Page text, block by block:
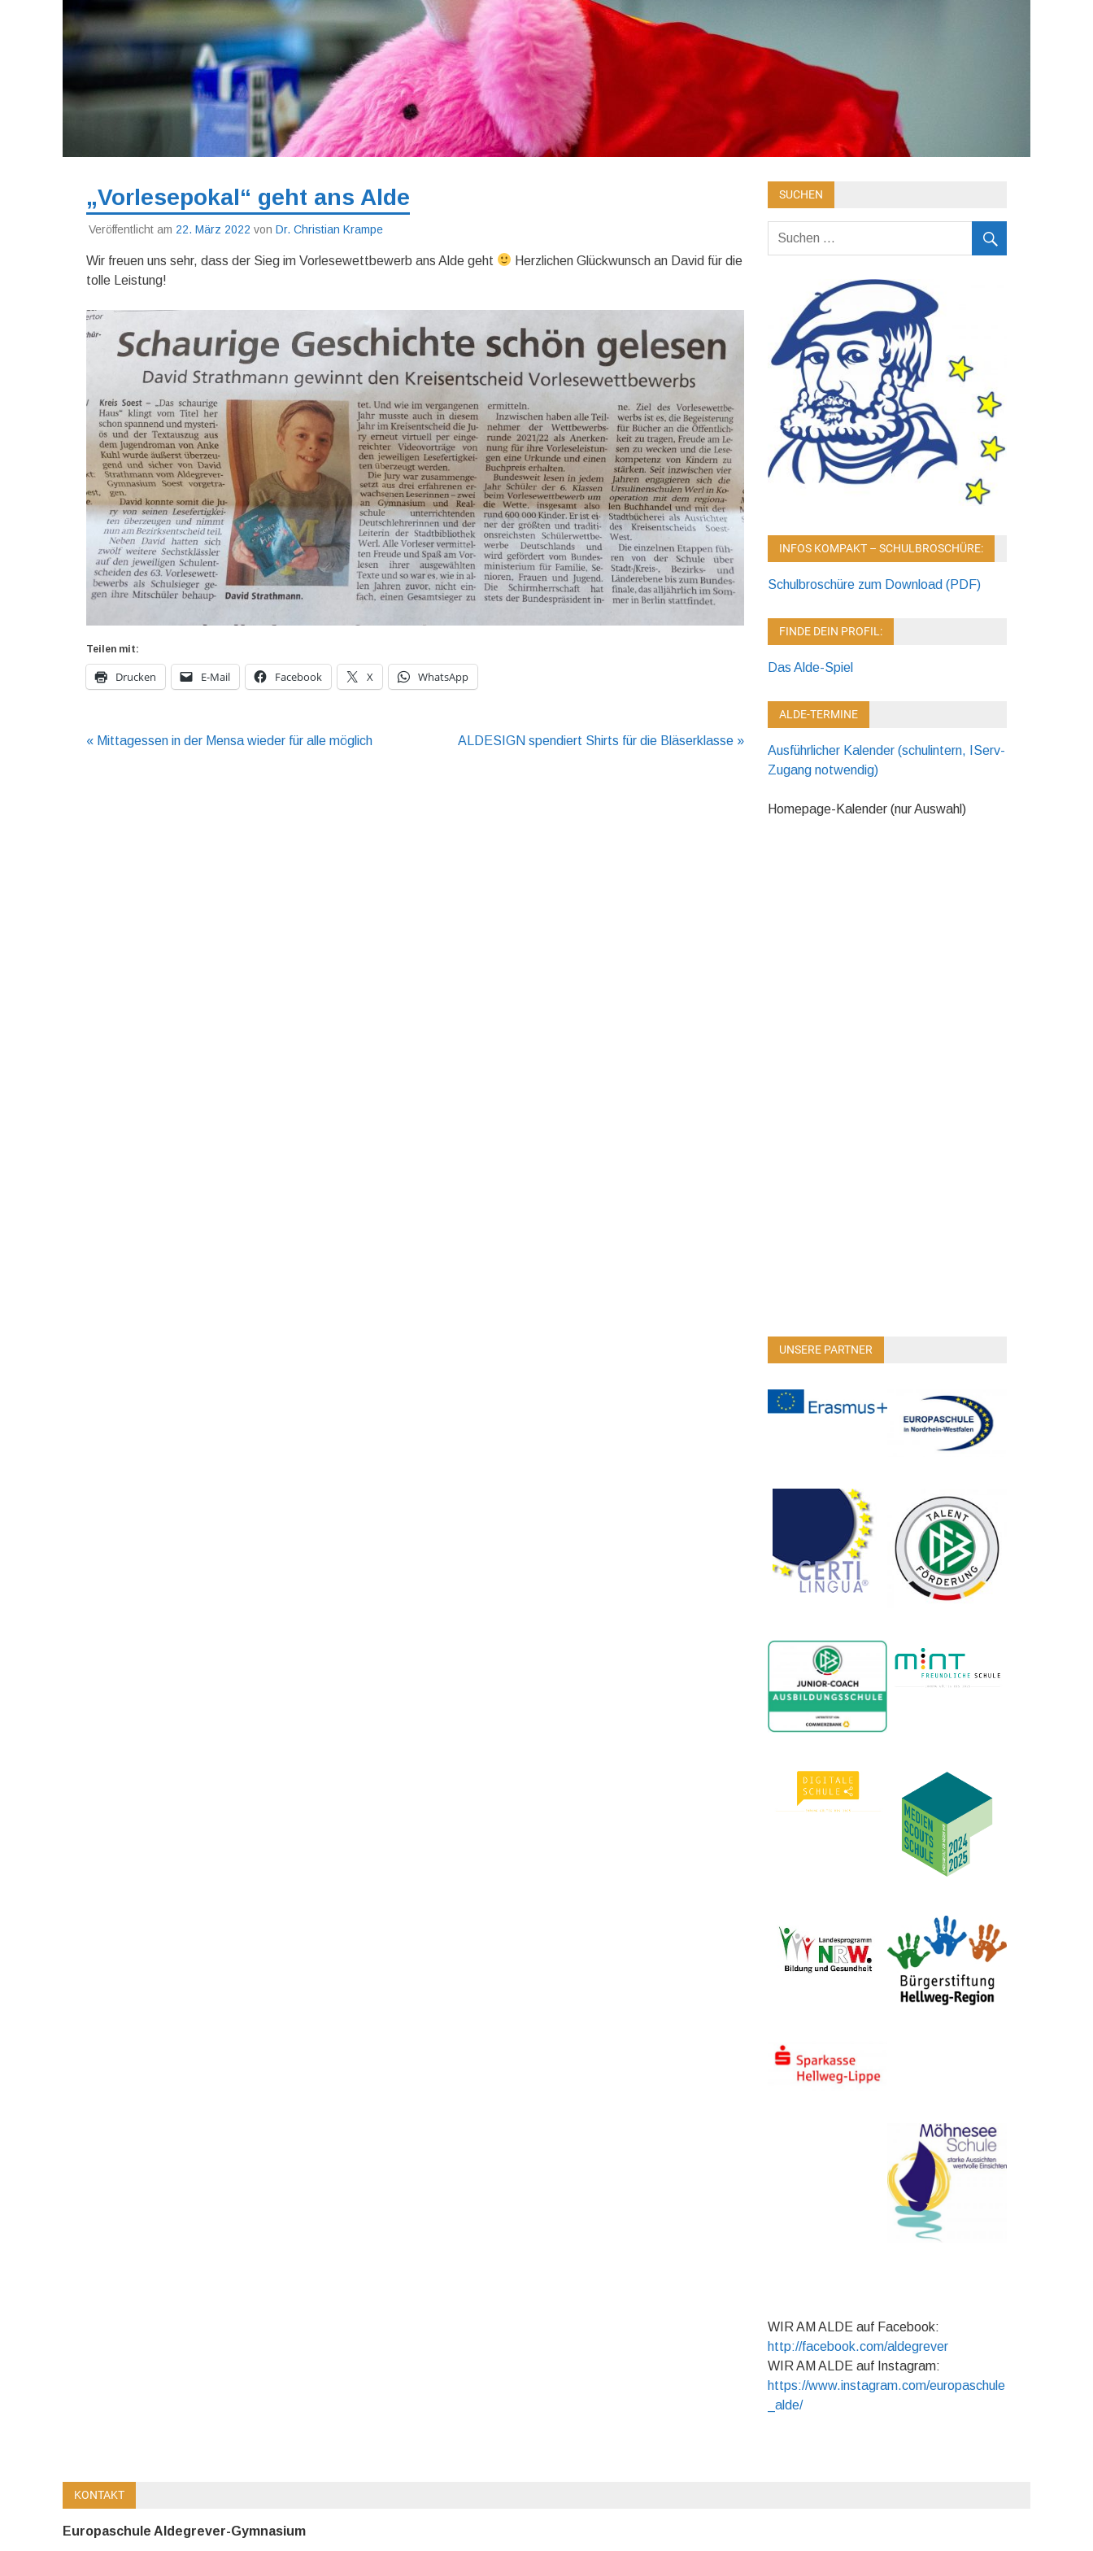
„Vorlesepokal“ geht ans Alde
Veröffentlicht am 22. März 2022 von Dr. Christian Krampe
Wir freuen uns sehr, dass der Sieg im Vorlesewettbewerb ans Alde geht
Herzlichen Glückwunsch an David für die
tolle Leistung!
Teilen mit:
Drucken E-Mail Facebook X WhatsApp
Beitragsnavigation
« Mittagessen in der Mensa wieder für alle möglich ALDESIGN spendiert Shirts für die Bläserklasse »
SUCHEN
INFOS KOMPAKT – SCHULBROSCHÜRE:
Schulbroschüre zum Download (PDF)
FINDE DEIN PROFIL:
Das Alde-Spiel
ALDE-TERMINE
Ausführlicher Kalender (schulintern, IServ-
Zugang notwendig)
Homepage-Kalender (nur Auswahl)
UNSERE PARTNER
WIR AM ALDE auf Facebook:
http://facebook.com/aldegrever
WIR AM ALDE auf Instagram:
https://www.instagram.com/europaschule
_alde/
KONTAKT
Europaschule Aldegrever-Gymnasium